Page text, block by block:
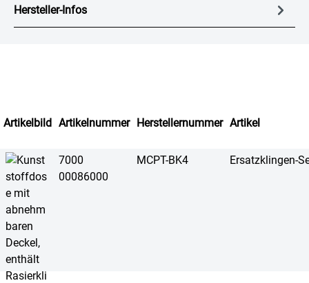
Hersteller-Infos
Artikelbild Artikelnummer Herstellernummer Artikel
7000
00086000
MCPT-BK4 Ersatzklingen-